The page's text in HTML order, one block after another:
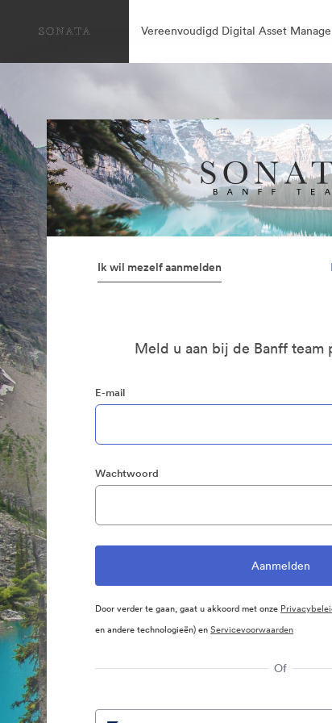
Vereenvoudigd Digital Asset
Ik wil mezelf aanmelden
Meld u aan bij de Banff
E-mail
Wachtwoord
Door verder te gaan, gaat u akkoord met onze
en andere technologieën) enServicevoorwaarden
Of